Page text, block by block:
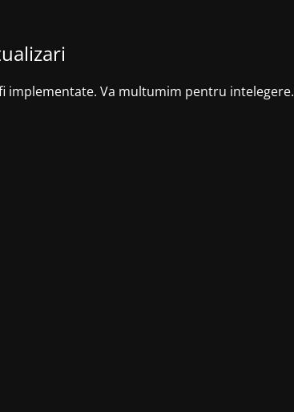
implementate. Va multumim pentru intelegere.